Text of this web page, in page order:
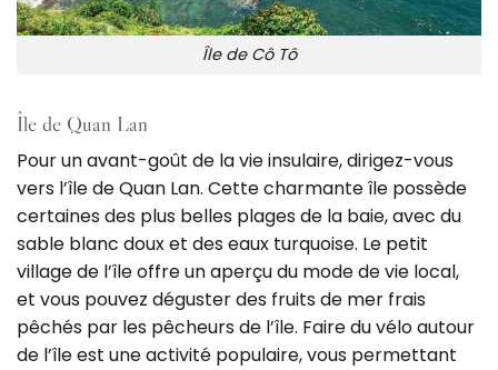
Île de Cô Tô
Île de Quan Lan
Pour un avant-goût de la vie insulaire, dirigez-vous
vers l’île de Quan Lan. Cette charmante île possède
certaines des plus belles plages de la baie, avec du
sable blanc doux et des eaux turquoise. Le petit
village de l’île offre un aperçu du mode de vie local,
et vous pouvez déguster des fruits de mer frais
pêchés par les pêcheurs de l’île. Faire du vélo autour
de l’île est une activité populaire, vous permettant